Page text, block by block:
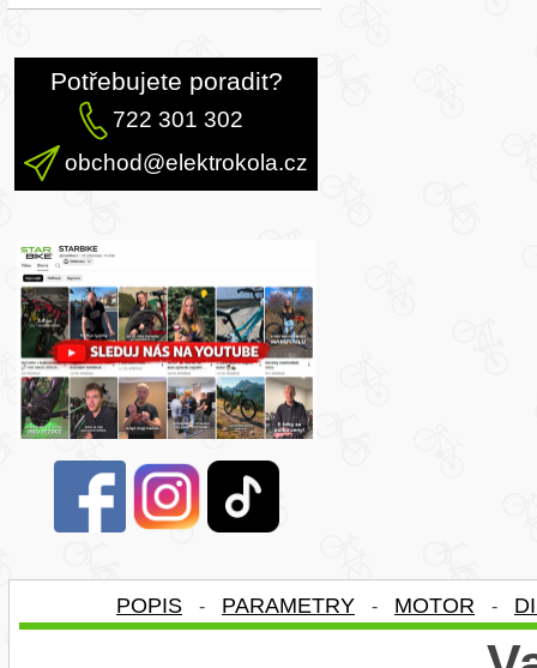
Potřebujete poradit?
722 301 302
obchod@elektrokola.cz
POPIS - PARAMETRY - MOTOR -